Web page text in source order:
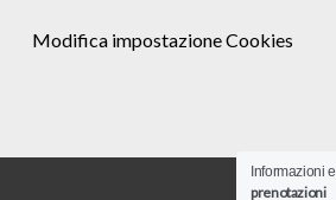
Modifica impostazione Cookies
Informazioni e
prenotazioni